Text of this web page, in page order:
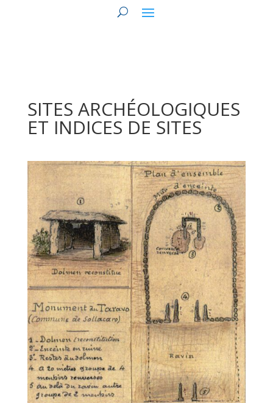
SITES ARCHÉOLOGIQUES
ET INDICES DE SITES